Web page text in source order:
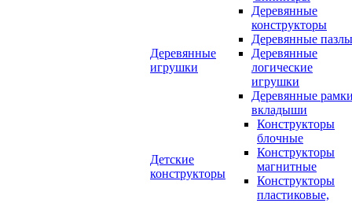
Деревянные
игрушки
Деревянные
конструкторы
Деревянные
Деревянные
логические
игрушки
Деревянные
вкладыши
Детские
конструкторы
Конструкторы
блочные
Конструкторы
магнитные
Конструкторы
пластиковые,